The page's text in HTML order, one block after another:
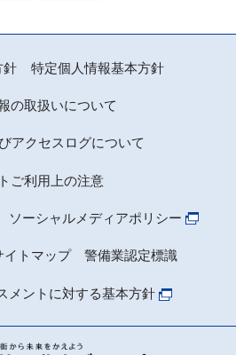
針 特定個人情報基本方針
の取扱いについて
アクセスログについて
ご利用上の注意
ーシャルメディアポリシー
イトマップ 警備業認定標識
メントに対する基本方針